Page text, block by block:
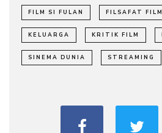
FILM SI FULAN FILSAFAT FILM
KELUARGA KRITIK FILM
SINEMA DUNIA STREAMING